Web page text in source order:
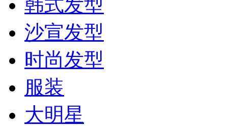
韩式发型
沙宣发型
时尚发型
服装
大明星